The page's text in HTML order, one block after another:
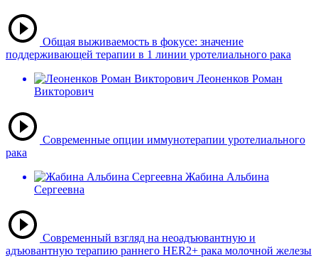
Общая выживаемость в фокусе: значение
поддерживающей терапии в 1 линии уротелиального рака
Леоненков Роман
Викторович
Современные опции иммунотерапии уротелиального
рака
Жабина Альбина
Сергеевна
Современный взгляд на неоадъювантную и
адъювантную терапию раннего HER2+ рака молочной железы